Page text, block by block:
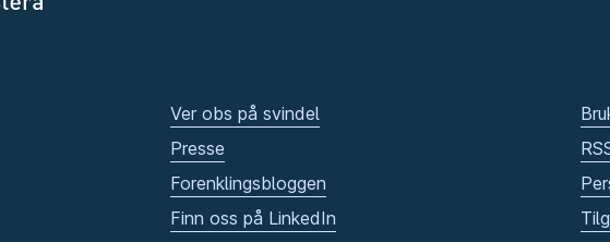
Ver obs på svindel
Presse
Forenklingsbloggen
Finn oss på LinkedIn